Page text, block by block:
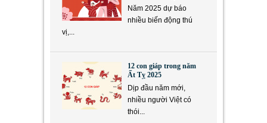
Năm 2025 dự báo
nhiều biến động thú
vị,...
12 con giáp trong năm
Ất Tỵ 2025
Dịp đầu năm mới,
nhiều người Việt có
thói...